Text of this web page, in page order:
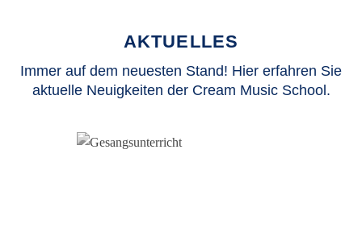
AKTUELLES
Immer auf dem neuesten Stand! Hier erfahren Sie
aktuelle Neuigkeiten der Cream Music School.